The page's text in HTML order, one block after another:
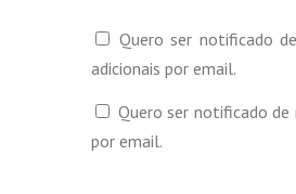
Quero ser notificado
adicionais por email.
Quero ser notificado
por email.